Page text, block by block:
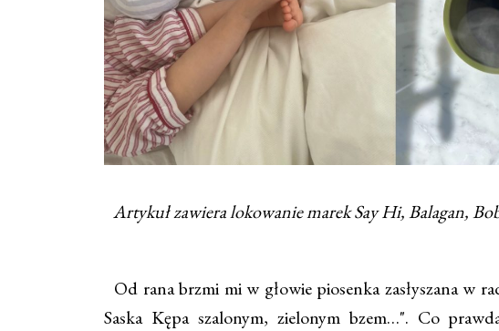
Artykuł zawiera lokowanie marek Say Hi, Balagan,
Od rana brzmi mi w głowie piosenka zasłyszana w
Saska Kępa szalonym, zielonym bzem…". Co